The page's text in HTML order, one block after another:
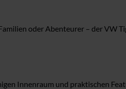
oder Abenteurer – der VW
Innenraum und praktischen